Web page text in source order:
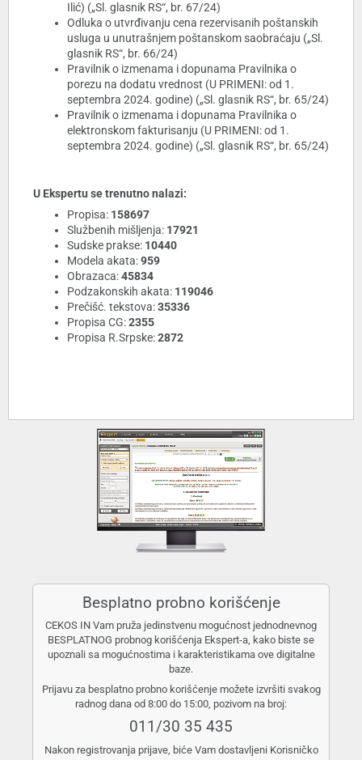
Ilić) („Sl. glasnik RS“, br. 67/24)
Odluka o utvrđivanju cena rezervisanih poštanskih
usluga u unutrašnjem poštanskom saobraćaju („Sl.
glasnik RS“, br. 66/24)
Pravilnik o izmenama i dopunama Pravilnika o
porezu na dodatu vrednost (U PRIMENI: od 1.
septembra 2024. godine) („Sl. glasnik RS“, br. 65/24)
Pravilnik o izmenama i dopunama Pravilnika o
elektronskom fakturisanju (U PRIMENI: od 1.
septembra 2024. godine) („Sl. glasnik RS“, br. 65/24)
U Ekspertu se trenutno nalazi:
Propisa: 158697
Službenih mišljenja: 17921
Sudske prakse: 10440
Modela akata:959
Obrazaca:45834
Podzakonskih akata: 119046
Prečišć. tekstova:35336
Propisa CG:2355
Propisa R.Srpske:2872
Besplatno probno korišćenje
CEKOS IN Vam pruža jedinstvenu mogućnost jednodnevnog
BESPLATNOG probnog korišćenja Ekspert-a, kako biste se
upoznali sa mogućnostima i karakteristikama ove digitalne
baze.
Prijavu za besplatno probno korišćenje možete izvršiti svakog
radnog dana od 8:00 do 15:00, pozivom na broj:
011/30 35 435
Nakon registrovanja prijave, biće Vam dostavljeni Korisničko